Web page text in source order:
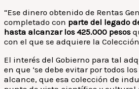
“Ese dinero obtenido de Rentas
completado con parte del legado
hasta alcanzar los 425.000 pesos
con el que se adquiere la
El interés del Gobierno para tal
en que ‘se debe evitar por todos
alcance, que esa colección de